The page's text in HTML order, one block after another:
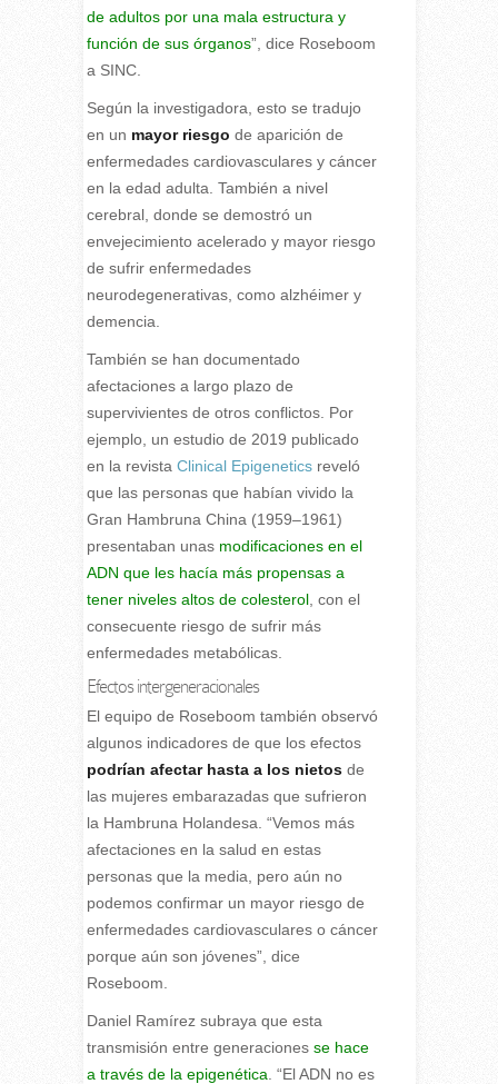
de adultos por una mala estructura y
función de sus órganos”, dice Roseboom
a SINC.
Según la investigadora, esto se tradujo
en un mayor riesgo de aparición de
enfermedades cardiovasculares y cáncer
en la edad adulta. También a nivel
cerebral, donde se demostró un
envejecimiento acelerado y mayor riesgo
de sufrir enfermedades
neurodegenerativas, como alzhéimer y
demencia.
También se han documentado
afectaciones a largo plazo de
supervivientes de otros conflictos. Por
ejemplo, un estudio de 2019 publicado
en la revista Clinical Epigeneticsreveló
que las personas que habían vivido la
Gran Hambruna China (1959–1961)
presentaban unas modificaciones en el
ADN que les hacía más propensas a
tener niveles altos de colesterol, con el
consecuente riesgo de sufrir más
enfermedades metabólicas.
Efectos intergeneracionales
El equipo de Roseboom también observó
algunos indicadores de que los efectos
podrían afectar hasta a los nietosde
las mujeres embarazadas que sufrieron
la Hambruna Holandesa. “Vemos más
afectaciones en la salud en estas
personas que la media, pero aún no
podemos confirmar un mayor riesgo de
enfermedades cardiovasculares o cáncer
porque aún son jóvenes”, dice
Roseboom.
Daniel Ramírez subraya que esta
transmisión entre generacionesse hace
a través de la epigenética . “El ADN no es